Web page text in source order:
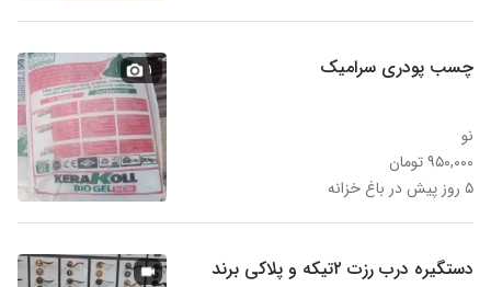
چسب پودری سرامیک
نو
۹۵۰,۰۰۰ تومان
۵ روز پیش در باغ خزانه
۱
دستگیره درب رزت ۲تیکه و پلاکی برند